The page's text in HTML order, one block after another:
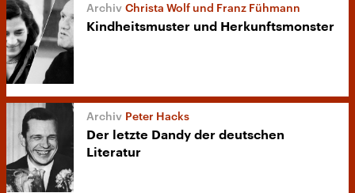
Christa Wolf und Franz Fühmann
Kindheitsmuster und Herkunftsmonster
Peter Hacks
Der letzte Dandy der deutschen
Literatur